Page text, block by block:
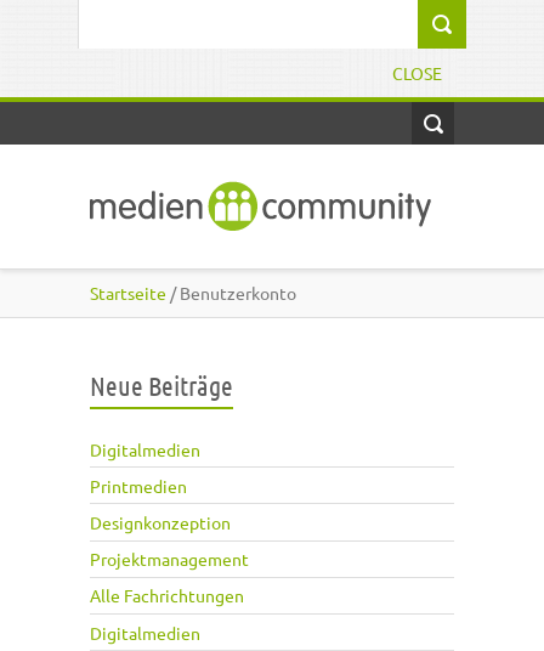
CLOSE
Startseite / Benutzerkonto
Neue Beiträge
Digitalmedien
Printmedien
Designkonzeption
Projektmanagement
Alle Fachrichtungen
Digitalmedien